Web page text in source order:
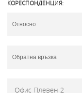
КОРЕСПОНДЕНЦИЯ: